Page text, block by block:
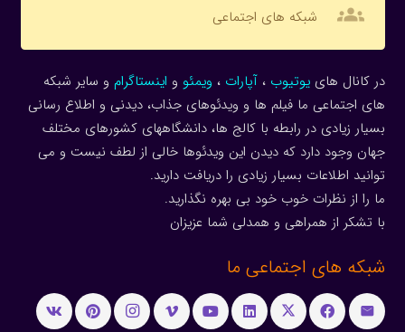
groups شبکه های اجتماعی
در کانال هاییوتیوب ، آپارات ، ویمئو و اینستاگرام و سایر شبکه
های اجتماعی ما فیلم ها و ویدئوهای جذاب، دیدنی و اطلاع رسانی
بسیار زیادی در رابطه با کالج ها، دانشگاههای کشورهای مختلف
جهان وجود دارد که دیدن این ویدئوها خالی از لطف نیست و می
توانید اطلاعات بسیار زیادی را دریافت دارید.
ما را از نظرات خوب خود بی بهره نگذارید.
با تشکر از همراهی و همدلی شما عزیزان
شبکه های اجتماعی ما